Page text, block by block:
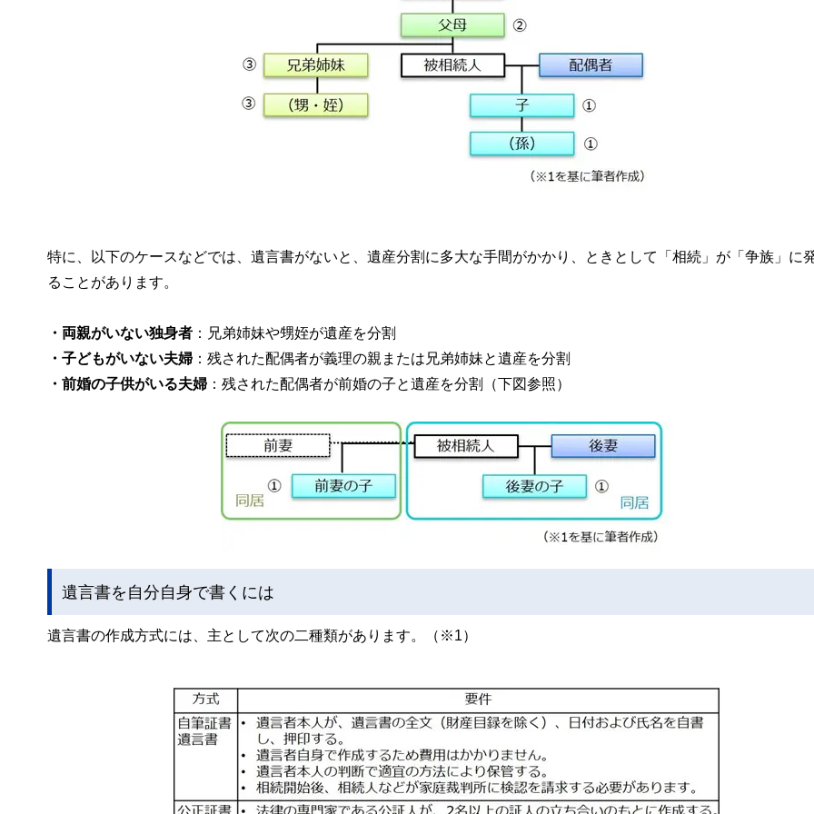
特に、以下のケースなどでは、遺言書がないと、遺産分割に多大な手間がかかり、ときとして「相続」が「争族」に
ることがあります。
・両親がいない独身者 ：兄弟姉妹や甥姪が遺産を分割
・子どもがいない夫婦 ：残された配偶者が義理の親または兄弟姉妹と遺産を分割
・前婚の子供がいる夫婦 ：残された配偶者が前婚の子と遺産を分割（下図参照）
遺言書を自分自身で書くには
遺言書の作成方式には、主として次の二種類があります。（※1）